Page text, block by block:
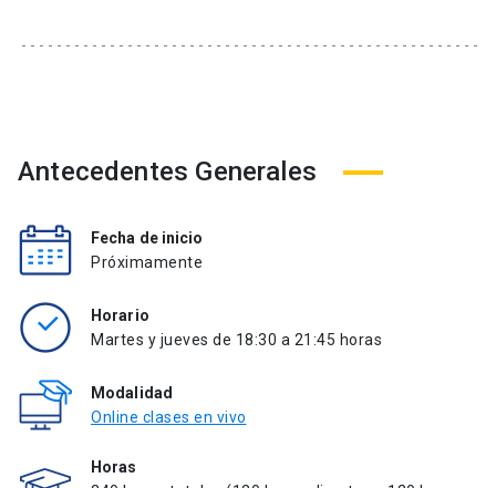
Antecedentes Generales
Fecha de inicio
Próximamente
Horario
Martes y jueves de 18:30 a 21:45 horas
Modalidad
Online clases en vivo
Horas